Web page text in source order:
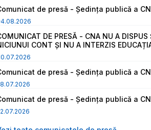
de presă - Ședința publică a
DE PRESĂ - CNA NU A DISPUS
CONT ȘI NU A INTERZIS
de presă - Ședința publică a
de presă - Ședința publică a